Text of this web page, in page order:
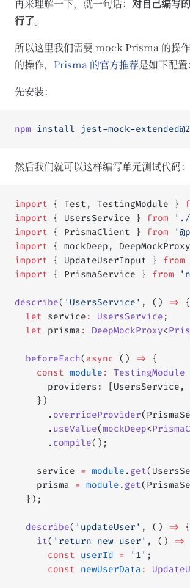
再来理解一下，就一句话： 对自己编写
行了。
所以这里我们需要 mock Prisma 的操
的操作， Prisma 的官方推荐是如下配置：
先安装：
npm install jest-mock-
然后我们就可以这样编写单元测试代码：
import { Test, TestingModule }
import { UsersService } from './
import { PrismaClient } from
import { mockDeep,
import { UpdateUserInput } from
import { PrismaService } from
describe( 'UsersService' , () =>
{
  let
service : UsersService ;
  let
prisma : DeepMockProxy<
  beforeEach
( async () =>
{
    const
module : TestingModule
providers: [UsersService,
    })
      .
overrideProvider
      .
useValue(mockDeep<
      .
compile();
    service
= module . get
    prisma
= module . get
  });
  describe
( 'updateUser' , () =>
{
    it
( 'return new user' , () =>
      const
userId = '1' ;
      const
newUserData :